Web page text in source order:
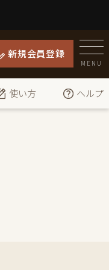
新規会員登録
MENU
使い方 ヘルプ